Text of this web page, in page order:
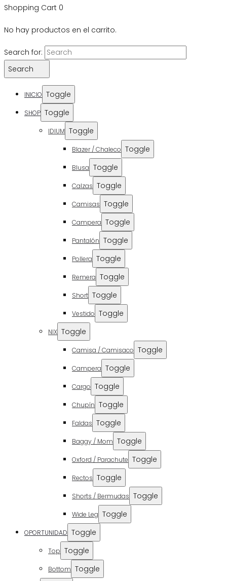
Shopping Cart 0
No hay productos en el carrito.
Search for:
Search
INICIO Toggle
SHOP Toggle
IDIUM Toggle
Blazer / Chaleco Toggle
Blusa Toggle
Calzas Toggle
Camisas Toggle
Campera Toggle
Pantalón Toggle
Pollera Toggle
Remera Toggle
Short Toggle
Vestido Toggle
NIX Toggle
Camisa / Camisaco Toggle
Campera Toggle
Cargo Toggle
Chupín Toggle
Faldas Toggle
Baggy / Mom Toggle
Oxford / Parachute Toggle
Rectos Toggle
Shorts / Bermudas Toggle
Wide Leg Toggle
OPORTUNIDAD Toggle
Top Toggle
Bottom Toggle